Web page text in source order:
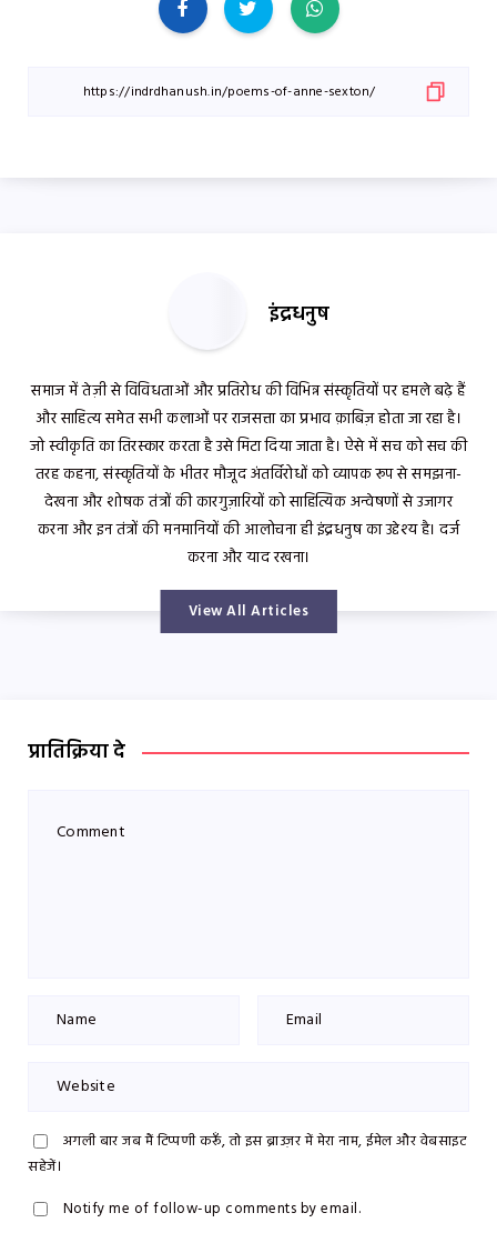
इंद्रधनुष
समाज में तेज़ी से विविधताओं और प्रतिरोध की विभिन्न संस्कृतियों पर हमले बढ़े हैं
और साहित्य समेत सभी कलाओं पर राजसत्ता का प्रभाव क़ाबिज़ होता जा रहा है।
जो स्वीकृति का तिरस्कार करता है उसे मिटा दिया जाता है। ऐसे में सच को सच की
तरह कहना, संस्कृतियों के भीतर मौजूद अंतर्विरोधों को व्यापक रूप से समझना-
देखना और शोषक तंत्रों की कारगुज़ारियों को साहित्यिक अन्वेषणों से उजागर
करना और इन तंत्रों की मनमानियों की आलोचना ही इंद्रधनुष का उद्देश्य है। दर्ज
करना और याद रखना।
View All Articles
प्रातिक्रिया दे
अगली बार जब मैं टिप्पणी करूँ, तो इस ब्राउज़र में मेरा नाम, ईमेल और वेबसाइट
सहेजें।
Notify me of follow-up comments by email.